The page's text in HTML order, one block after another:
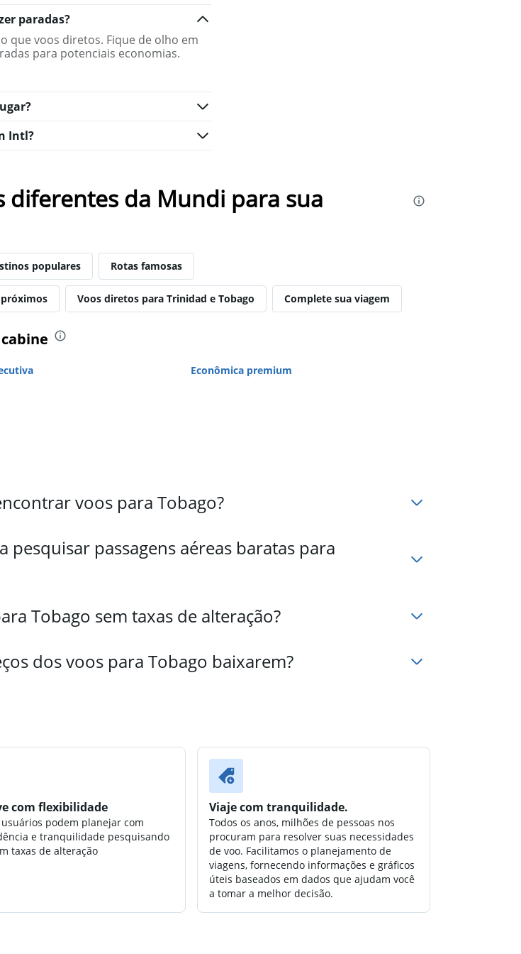
1
Y
values.
25
29.
paradas?
que voos diretos. Fique de olho em
para potenciais economias.
Intl?
diferentes da Mundi para sua
populares Rotas famosas
Voos diretos para Trinidad e Tobago Complete sua viagem
Econômica premium
voos para Tobago?
passagens aéreas baratas para
Tobago sem taxas de alteração?
dos voos para Tobago baixarem?
com flexibilidade
usuários podem planejar com
e tranquilidade pesquisando
taxas de alteração
Viaje com tranquilidade.
Todos os anos, milhões de pessoas nos
procuram para resolver suas necessidades
de voo. Facilitamos o planejamento de
viagens, fornecendo informações e gráficos
úteis baseados em dados que ajudam você
a tomar a melhor decisão.